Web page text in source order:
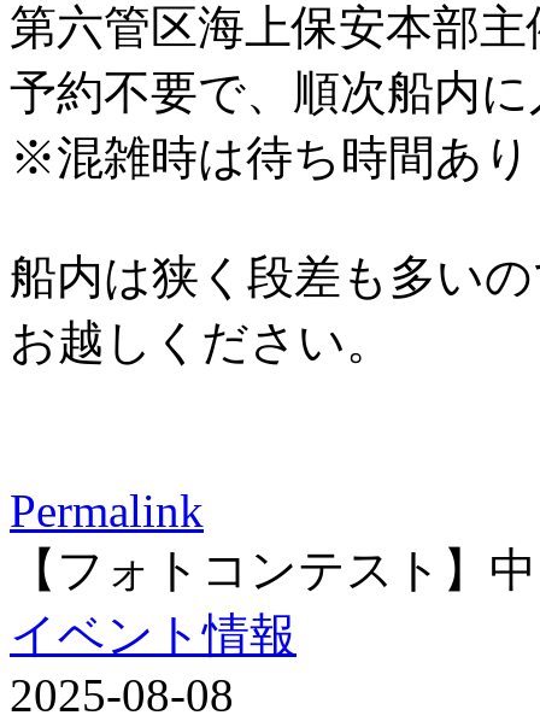
第六管区海上保安本部
予約不要で、順次船内
※混雑時は待ち時間あり
船内は狭く段差も多い
お越しください。
Permalink
【フォトコンテスト】
イベント情報
2025-08-08